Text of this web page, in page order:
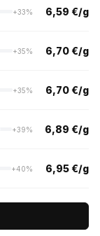
+33% 6,59 €/g
+35% 6,70 €/g
+35% 6,70 €/g
+39% 6,89 €/g
+40% 6,95 €/g